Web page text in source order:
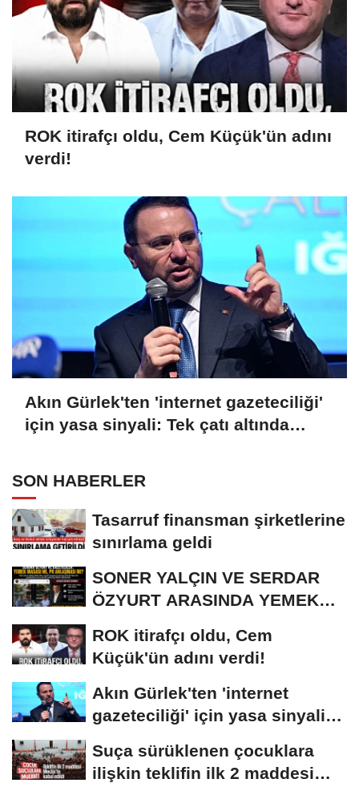
ROK itirafçı oldu, Cem Küçük'ün adını
verdi!
Akın Gürlek'ten 'internet gazeteciliği'
için yasa sinyali: Tek çatı altında
SON HABERLER
Tasarruf finansman şirketlerine
sınırlama geldi
SONER YALÇIN VE SERDAR
ÖZYURT ARASINDA YEMEK
ROK itirafçı oldu, Cem
Küçük'ün adını verdi!
Akın Gürlek'ten 'internet
gazeteciliği' için yasa sinyali:
Suça sürüklenen çocuklara
ilişkin teklifin ilk 2 maddesi